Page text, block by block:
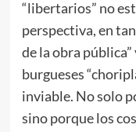
“libertarios” no
perspectiva, en
de la obra
burgueses
inviable. No solo
sino porque los